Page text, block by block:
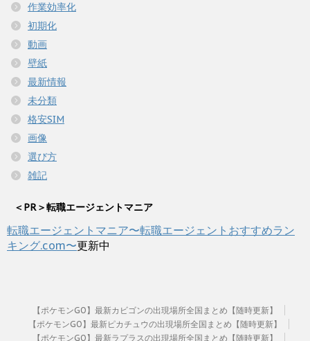
作業効率化
初期化
動画
壁紙
最新情報
未分類
格安SIM
画像
選び方
雑記
＜PR＞転職エージェントマニア
転職エージェントマニア〜転職エージェントおすすめラン
キング.com〜更新中
【ポケモンGO】最新カビゴンの出現場所全国まとめ【随時更新】
【ポケモンGO】最新ピカチュウの出現場所全国まとめ【随時更新】
【ポケモンGO】最新ラプラスの出現場所全国まとめ【随時更新】